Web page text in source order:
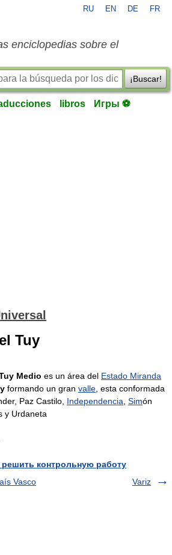
RU EN DE FR
enciclopedias sobre el
¡Buscar!
libros Игры ⚽
Tuy
Medio es un área del Estado Miranda
formando un gran valle , esta conformada
Paz Castilo, Independencia Simón
y Urdaneta
контрольную работу
Vasco
Variz